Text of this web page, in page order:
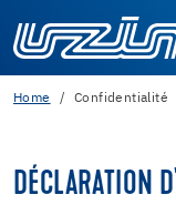
Home Confidentialité
DÉCLARATION